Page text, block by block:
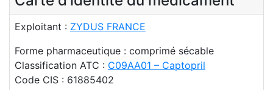
Exploitant : ZYDUS FRANCE
Forme pharmaceutique : comprimé sécable
Classification ATC : C09AA01 – Captopril
Code CIS : 61885402